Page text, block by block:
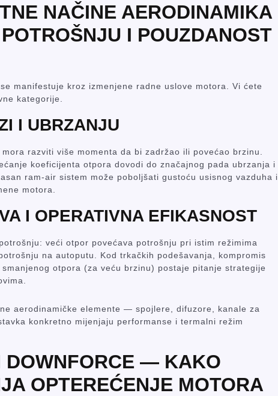
NAČINE AERODINAMIKA
I POUZDANOST
manifestuje kroz izmenjene radne uslove motora. Vi ćete
kategorije.
I UBRZANJU
razviti više momenta da bi zadržao ili povećao brzinu.
koeficijenta otpora dovodi do značajnog pada ubrzanja i
ram-air sistem može poboljšati gustoću usisnog vazduha i
motora.
I OPERATIVNA EFIKASNOST
veći otpor povećava potrošnju pri istim režimima
na autoputu. Kod trkačkih podešavanja, kompromis
otpora (za veću brzinu) postaje pitanje strategije
aerodinamičke elemente — spojlere, difuzore, kanale za
konkretno mijenjaju performanse i termalni režim
DOWNFORCE — KAKO
OPTEREĆENJE MOTORA